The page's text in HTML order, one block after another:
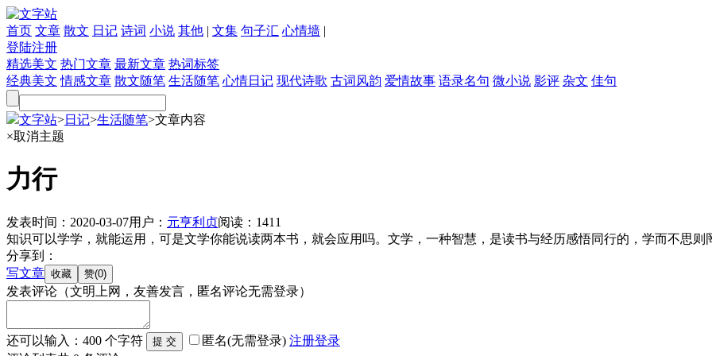
首页 文章 散文 日记 诗词 小说 其他 | 文集 句子汇 心情墙 |
登陆注册
精选美文 热门文章 最新文章 热词标签
经典美文 情感文章 散文随笔 生活随笔 心情日记 现代诗歌 古词风韵 爱情故事 语录名句 微小说 影评 杂文 佳句
文字站>日记>生活随笔>文章内容
×取消主题
力行
发表时间： 2020-03-07用户： 元亨利贞阅读： 1411
知识可以学学，就能运用，可是文学你能说读两本书，就会应用吗。文学，一种智慧，是读书与经历感悟同行的，学而不思则
分享到：
写文章
发表评论 （文明上网，友善发言，匿名评论无需登录）
还可以输入： 400 个字符 匿名(无需登录) 注册登录